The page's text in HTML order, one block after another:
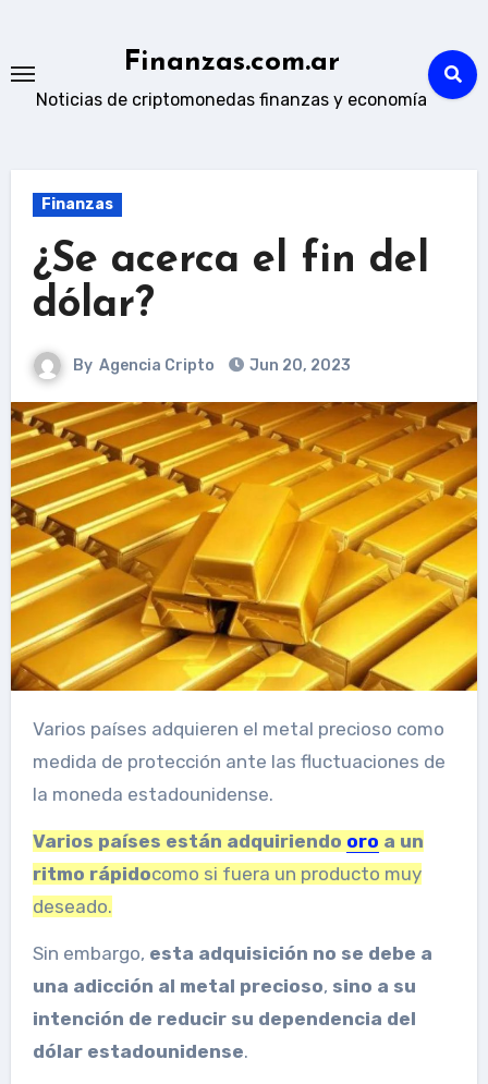
content
Finanzas.com.ar
Noticias de criptomonedas finanzas y economía
Finanzas
¿Se acerca el fin del
dólar?
By Agencia Cripto Jun 20, 2023
Varios países adquieren el metal precioso como
medida de protección ante las fluctuaciones de
la moneda estadounidense.
Varios países están adquiriendo oro a un
ritmo rápidocomo si fuera un producto muy
deseado.
Sin embargo, esta adquisición no se debe a
una adicción al metal precioso, sino a su
intención de reducir su dependencia del
dólar estadounidense.